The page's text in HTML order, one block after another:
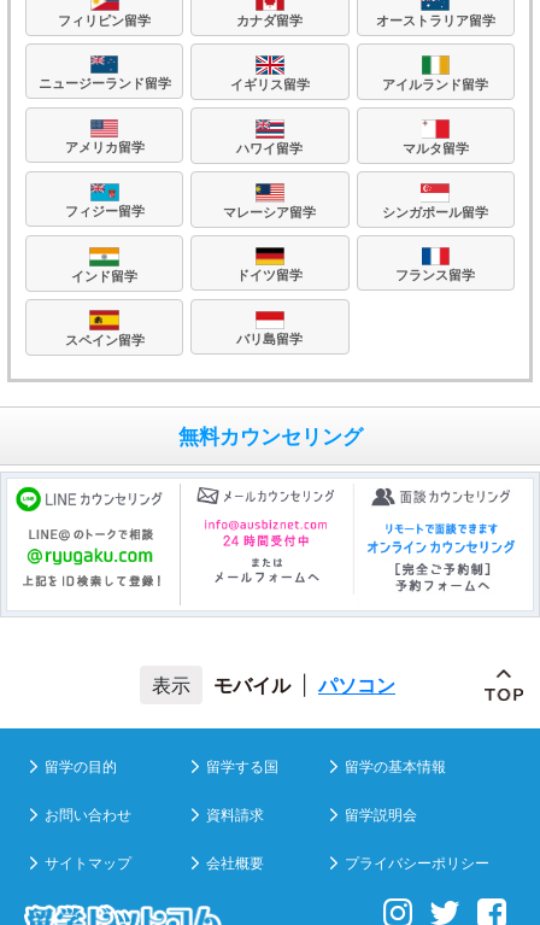
フィリピン留学 カナダ留学 オーストラリア留学
ニュージーランド留学 イギリス留学 アイルランド留学
アメリカ留学 ハワイ留学 マルタ留学
フィジー留学 マレーシア留学 シンガポール留学
インド留学 ドイツ留学 フランス留学
スペイン留学 バリ島留学
無料カウンセリング
モバイル パソコン
留学の目的 留学する国 留学の基本情報
お問い合わせ 資料請求 留学説明会
サイトマップ 会社概要 プライバシーポリシー